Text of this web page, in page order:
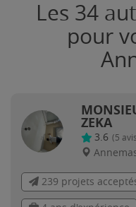
Les 34
pour
ZEKA
3.6 (5
239 projets